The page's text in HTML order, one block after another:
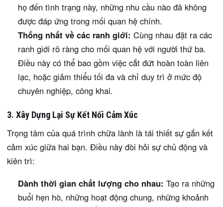
họ đến tình trạng này, những nhu cầu nào đã không
được đáp ứng trong mối quan hệ chính.
Thống nhất về các ranh giới: Cùng nhau đặt ra các
ranh giới rõ ràng cho mối quan hệ với người thứ ba.
Điều này có thể bao gồm việc cắt đứt hoàn toàn liên
lạc, hoặc giảm thiểu tối đa và chỉ duy trì ở mức độ
chuyên nghiệp, công khai.
3. Xây Dựng Lại Sự Kết Nối Cảm Xúc
Trọng tâm của quá trình chữa lành là tái thiết sự gắn kết
cảm xúc giữa hai bạn. Điều này đòi hỏi sự chủ động và
kiên trì:
Dành thời gian chất lượng cho nhau: Tạo ra những
buổi hẹn hò, những hoạt động chung, những khoảnh